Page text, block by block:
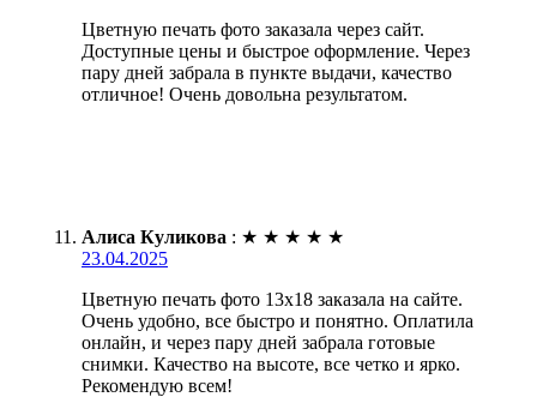
Цветную печать фото заказала через сайт.
Доступные цены и быстрое оформление. Через
пару дней забрала в пункте выдачи, качество
отличное! Очень довольна результатом.
Алиса Куликова : ★ ★ ★ ★ ★
23.04.2025
Цветную печать фото 13х18 заказала на сайте.
Очень удобно, все быстро и понятно. Оплатила
онлайн, и через пару дней забрала готовые
снимки. Качество на высоте, все четко и ярко.
Рекомендую всем!